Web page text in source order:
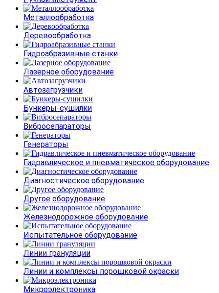
Металлообработка
Деревообработка
Гидроабразивные станки
Лазерное оборудование
Автозагрузчики
Бункеры-сушилки
Вибросепараторы
Генераторы
Гидравлическое и пневматическое оборудование
Диагностическое оборудование
Другое оборудование
Железнодорожное оборудование
Испытательное оборудование
Линии грануляции
Линии и комплексы порошковой окраски
Микроэлектроника